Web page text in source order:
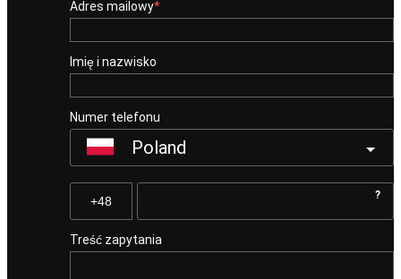
Adres mailowy
Imię i nazwisko
Numer telefonu
Poland
?
Treść zapytania